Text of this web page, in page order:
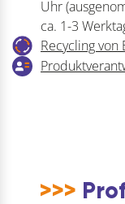
Grobgewinde,
Stahl-
phosphatiert
Menge
Uhr
ca. 1-3
Recycling
>>>